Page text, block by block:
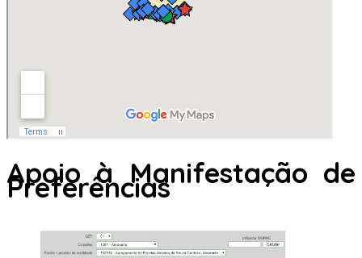
Apoio à Manifestação de
Preferências